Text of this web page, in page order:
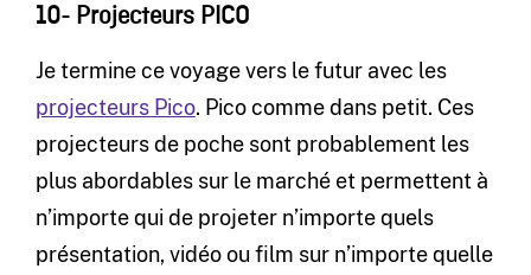
10- Projecteurs PICO
Je termine ce voyage vers le futur avec les
projecteurs Pico. Pico comme dans petit. Ces
projecteurs de poche sont probablement les
plus abordables sur le marché et permettent à
n’importe qui de projeter n’importe quels
présentation, vidéo ou film sur n’importe quelle